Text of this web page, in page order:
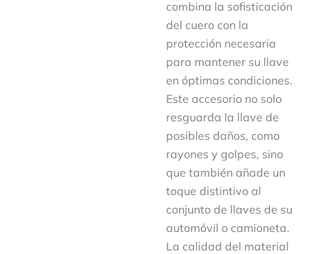
combina la sofisticación
del cuero con la
protección necesaria
para mantener su llave
en óptimas condiciones.
Este accesorio no solo
resguarda la llave de
posibles daños, como
rayones y golpes, sino
que también añade un
toque distintivo al
conjunto de llaves de su
automóvil o camioneta.
La calidad del material